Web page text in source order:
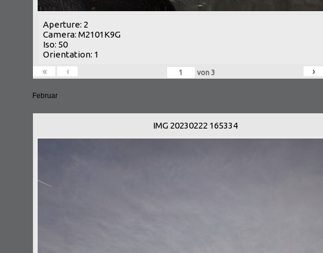
Aperture: 2
Camera: M2101K9G
Iso: 50
Orientation: 1
«
‹ von 3 ›
Februar
IMG 20230222 165334